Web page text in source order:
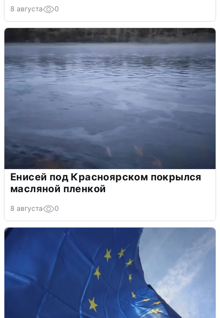
8 августа 0
Енисей под Красноярском покрылся
масляной пленкой
8 августа 0